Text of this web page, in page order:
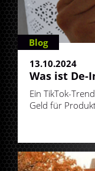
Blog
13.10.2024
Was ist De-
Ein TikTok-
Geld für